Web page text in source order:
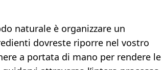
naturale è organizzare un
dovreste riporre nel vostro
a portata di mano per rendere le